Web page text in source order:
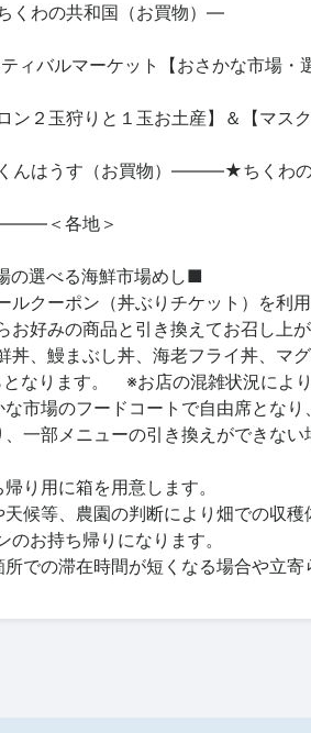
わの共和国（お買物）―
バルマーケット【おさかな市場・
ン２玉狩りと１玉お土産】＆【マ
んはうす（お買物）―――★ちく
＜各地＞
の選べる海鮮市場めし■
ルクーポン（丼ぶりチケット）を利
好みの商品と引き換えてお召し上が
丼、鰻まぶし丼、海老フライ丼、マ
なります。 ※お店の混雑状況によ
市場のフードコートで自由席となり
一部メニューの引き換えができない
り用に箱を用意します。
候等、農園の判断により畑での収穫
お持ち帰りになります。
での滞在時間が短くなる場合や立寄